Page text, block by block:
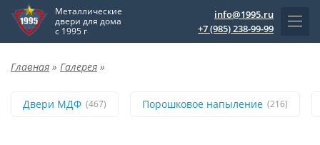
Металлические
двери для дома
с 1995 г
info@1995.ru
+7 (985) 238-99-99
Главная » Галерея »
Двери МДФ (467) Порошковое напыление (216)